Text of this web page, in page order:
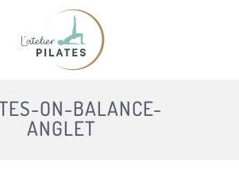
ON-BALANCE-
ANGLET